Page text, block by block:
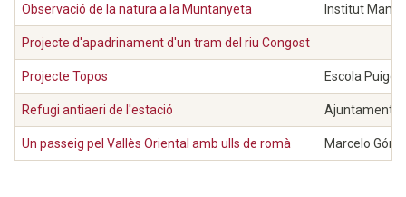
Observació de la natura a la Muntanyeta Institut
Projecte d'apadrinament d'un tram del riu Congost
Projecte Topos Escola
Refugi antiaeri de l'estació Ajuntament
Un passeig pel Vallès Oriental amb ulls de romà Marcelo